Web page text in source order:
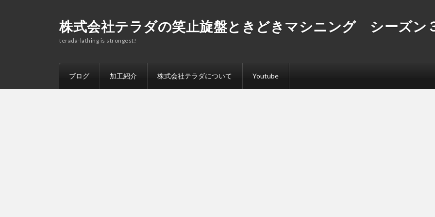
株式会社テラダの笑止旋盤ときどきマシニング シーズン
terada-lathing is strongest!
ブログ 加工紹介 株式会社テラダについて Youtube